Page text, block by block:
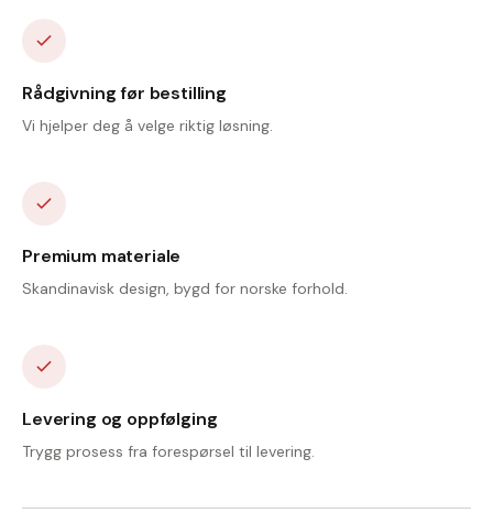
Rådgivning før bestilling
Vi hjelper deg å velge riktig løsning.
Premium materiale
Skandinavisk design, bygd for norske forhold.
Levering og oppfølging
Trygg prosess fra forespørsel til levering.